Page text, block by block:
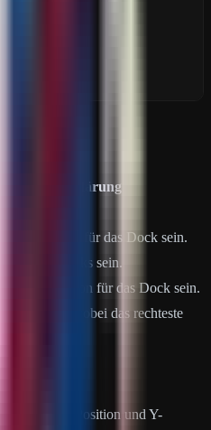
Erklärung
Position für das Dock sein.
des Docks sein.
Position für das Dock sein.
wobei das rechteste
hat.
Felder X-Position und Y-